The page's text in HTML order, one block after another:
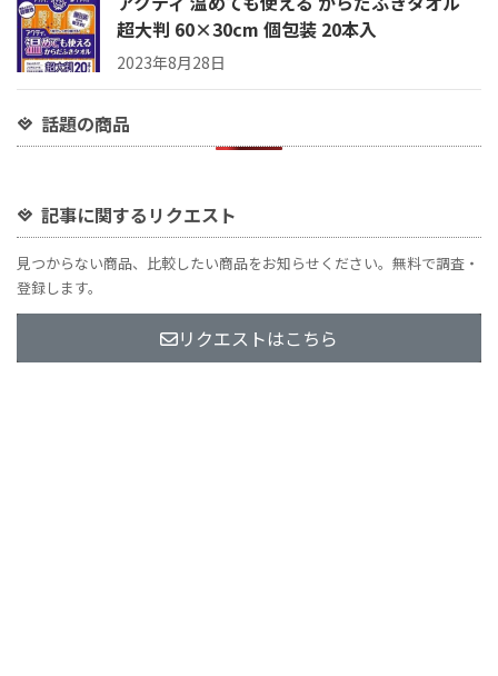
超大判 60×30cm 個包装 20本入
2023年8月28日
話題の商品
記事に関するリクエスト
見つからない商品、比較したい商品をお知らせください。無料で調査・
登録します。
リクエストはこちら